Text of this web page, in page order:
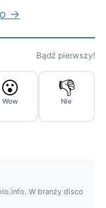
→
Bądź pierwszy!
😮
Wow
👎
Nie
W branży disco